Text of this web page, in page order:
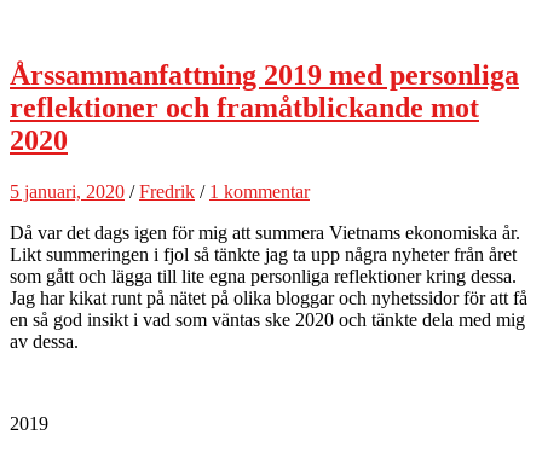
Årssammanfattning 2019 med personliga
reflektioner och framåtblickande mot
2020
5 januari, 2020 /Fredrik / 1 kommentar
Då var det dags igen för mig att summera Vietnams ekonomiska år.
Likt summeringen i fjol så tänkte jag ta upp några nyheter från året
som gått och lägga till lite egna personliga reflektioner kring dessa.
Jag har kikat runt på nätet på olika bloggar och nyhetssidor för att få
en så god insikt i vad som väntas ske 2020 och tänkte dela med mig
av dessa.
2019